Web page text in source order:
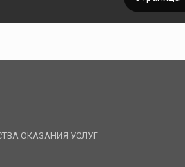
ОКАЗАНИЯ УСЛУГ